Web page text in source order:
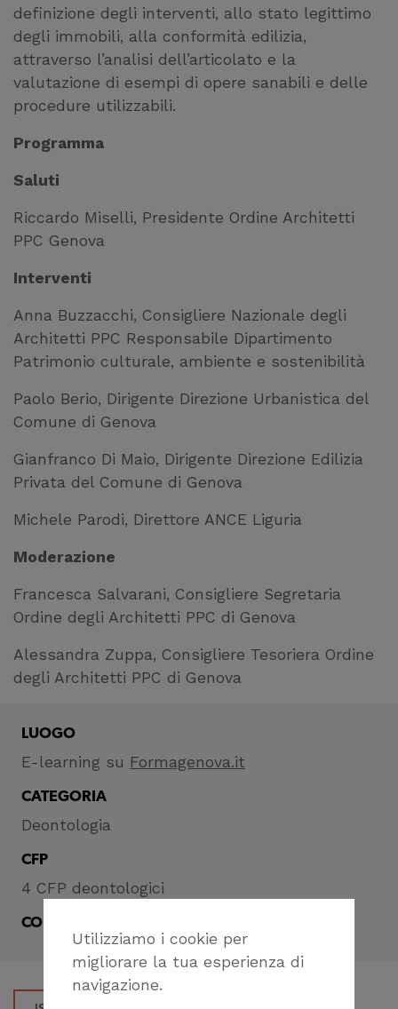
Utilizziamo i cookie per
migliorare la tua esperienza di
navigazione.
definizione degli interventi, allo stato legittimo
degli immobili, alla conformità edilizia,
attraverso l’analisi dell’articolato e la
valutazione di esempi di opere sanabili e delle
procedure utilizzabili.
Programma
Saluti
Riccardo Miselli, Presidente Ordine Architetti
PPC Genova
Interventi
Anna Buzzacchi, Consigliere Nazionale degli
Architetti PPC Responsabile Dipartimento
Patrimonio culturale, ambiente e sostenibilità
Paolo Berio, Dirigente Direzione Urbanistica del
Comune di Genova
Gianfranco Di Maio, Dirigente Direzione Edilizia
Privata del Comune di Genova
Michele Parodi, Direttore ANCE Liguria
Moderazione
Francesca Salvarani, Consigliere Segretaria
Ordine degli Architetti PPC di Genova
Alessandra Zuppa, Consigliere Tesoriera Ordine
degli Architetti PPC di Genova
LUOGO
E-learning su Formagenova.it
CATEGORIA
Deontologia
CFP
4 CFP deontologici
CONDIVIDI